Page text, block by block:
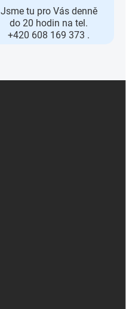
Jsme tu pro Vás denně
do 20 hodin na tel.
+420 608 169 373 .